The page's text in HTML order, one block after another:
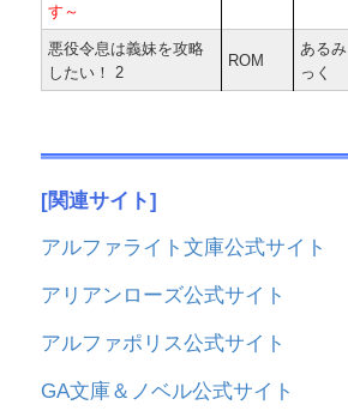
す～
悪役令息は義妹を攻略
したい！ 2
ROM
あるみ
っく
[関連サイト]
アルファライト文庫公式サイト
アリアンローズ公式サイト
アルファポリス公式サイト
GA文庫＆ノベル公式サイト